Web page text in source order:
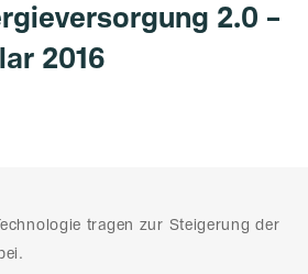
2.0 –
2016
tragen zur Steigerung der